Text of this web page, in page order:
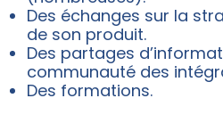
Des échanges sur la
de son produit.
Des partages
communauté des
Des formations.